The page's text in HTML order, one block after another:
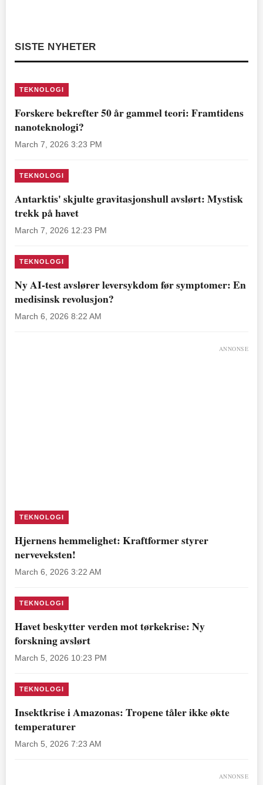
SISTE NYHETER
TEKNOLOGI
Forskere bekrefter 50 år gammel teori: Framtidens
nanoteknologi?
March 7, 2026 3:23 PM
TEKNOLOGI
Antarktis' skjulte gravitasjonshull avslørt: Mystisk
trekk på havet
March 7, 2026 12:23 PM
TEKNOLOGI
Ny AI-test avslører leversykdom før symptomer: En
medisinsk revolusjon?
March 6, 2026 8:22 AM
ANNONSE
TEKNOLOGI
Hjernens hemmelighet: Kraftformer styrer
nerveveksten!
March 6, 2026 3:22 AM
TEKNOLOGI
Havet beskytter verden mot tørkekrise: Ny
forskning avslørt
March 5, 2026 10:23 PM
TEKNOLOGI
Insektkrise i Amazonas: Tropene tåler ikke økte
temperaturer
March 5, 2026 7:23 AM
ANNONSE